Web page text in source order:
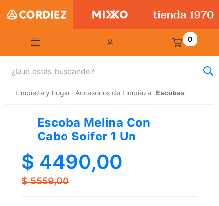
0
Limpieza y hogar Accesorios de Limpieza Escobas
Escoba Melina Con
Cabo Soifer 1 Un
$ 4490,00
$ 5559,00